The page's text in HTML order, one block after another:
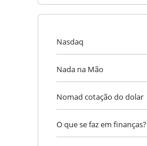
Nasdaq
Nada na Mão
Nomad cotação do dolar​
O que se faz em finanças?